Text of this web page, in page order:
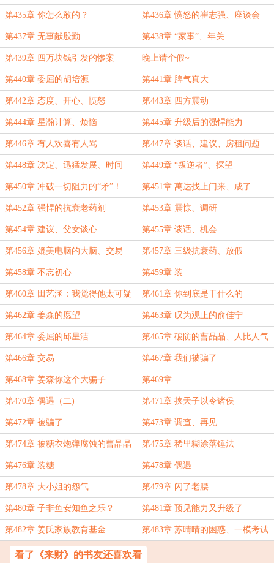
第435章 你怎么敢的？ 第436章 愤怒的崔志强、座谈会
第437章 无事献殷勤… 第438章 “家事”、年关
第439章 四万块钱引发的惨案 晚上请个假~
第440章 委屈的胡培源 第441章 脾气真大
第442章 态度、开心、愤怒 第443章 四方震动
第444章 星瀚计算、烦恼 第445章 升级后的强悍能力
第446章 有人欢喜有人骂 第447章 谈话、建议、房租问题
第448章 决定、迅猛发展、时间 第449章 “叛逆者”、探望
第450章 冲破一切阻力的“矛”！ 第451章 萬达找上门来、成了
第452章 强悍的抗衰老药剂 第453章 震惊、调研
第454章 建议、父女谈心 第455章 谈话、机会
第456章 媲美电脑的大脑、交易 第457章 三级抗衰药、放假
第458章 不忘初心 第459章 装
第460章 田艺涵：我觉得他太可疑
了【加更】
第461章 你到底是干什么的
第462章 姜森的愿望 第463章 叹为观止的俞佳宁
第464章 委屈的邱星洁 第465章 破防的曹晶晶、人比人气
死人
第466章 交易 第467章 我们被骗了
第468章 姜森你这个大骗子 第469章
第470章 偶遇（二) 第471章 挟天子以令诸侯
第472章 被骗了 第473章 调查、再见
第474章 被糖衣炮弹腐蚀的曹晶晶 第475章 稀里糊涂落锤法
第476章 装糖 第478章 偶遇
第478章 大小姐的怨气 第479章 闪了老腰
第480章 子非鱼安知鱼之乐？ 第481章 预见能力又升级了
第482章 姜氏家族教育基金 第483章 苏晴晴的困惑、一模考试
看了《来财》的书友还喜欢看